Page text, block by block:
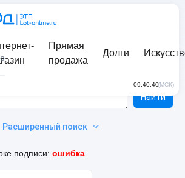
Прямая
продажа
Долги
09:40:40(МСК)
Расширенный поиск
Найти
подписи: ошибка